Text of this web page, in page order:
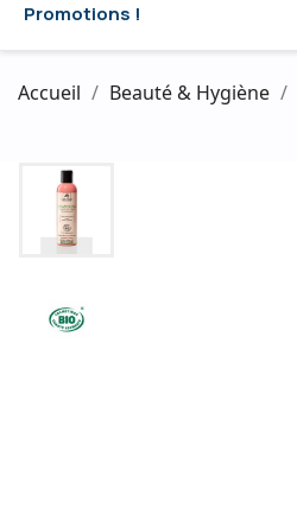
Promotions !
Accueil Beauté & Hygiène